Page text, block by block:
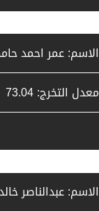
الاسم: عمر احمد
معدل التخرج: 73.04
الاسم: عبدالناصر